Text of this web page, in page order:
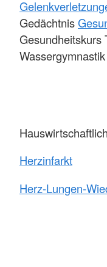
Gedächtnis
Gesundheitskurs
Herzinfarkt
Herz-Lungen-